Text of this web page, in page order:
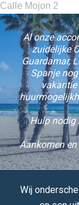
Calle Mojon 2
Al onze
zuidelijke
Guardamar,
Spanje
vakantie
Hulp nodig
Aankomen en
Wij